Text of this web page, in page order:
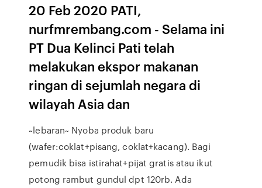
20 Feb 2020 PATI,
nurfmrembang.com - Selama ini
PT Dua Kelinci Pati telah
melakukan ekspor makanan
ringan di sejumlah negara di
wilayah Asia dan
~lebaran~ Nyoba produk baru
(wafer:coklat+pisang, coklat+kacang). Bagi
pemudik bisa istirahat+pijat gratis atau ikut
potong rambut gundul dpt 120rb. Ada